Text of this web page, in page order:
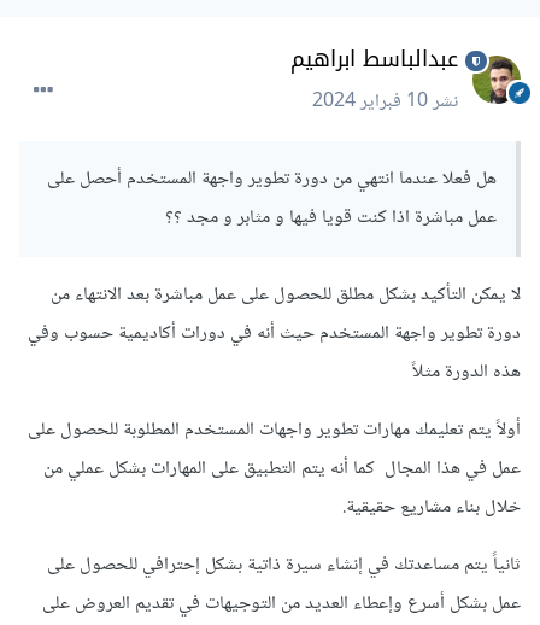
عبدالباسط ابراهيم
نشر10 فبراير 2024
هل فعلا عندما انتهي من دورة تطوير واجهة المستخدم أحصل على
عمل مباشرة اذا كنت قويا فيها و مثابر و مجد ؟؟
لا يمكن التأكيد بشكل مطلق للحصول على عمل مباشرة بعد الانتهاء من
دورة تطوير واجهة المستخدم حيث أنه في دورات أكاديمية حسوب وفي
هذه الدورة مثلاً
أولاً يتم تعليمك مهارات تطوير واجهات المستخدم المطلوبة للحصول على
عمل في هذا المجال كما أنه يتم التطبيق على المهارات بشكل عملي من
خلال بناء مشاريع حقيقية.
ثانياً يتم مساعدتك في إنشاء سيرة ذاتية بشكل إحترافي للحصول على
عمل بشكل أسرع وإعطاء العديد من التوجيهات في تقديم العروض على